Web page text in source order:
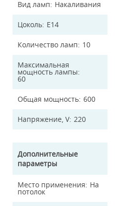
Вид ламп Накаливания
Цоколь E14
Количество ламп 10
Максимальная
мощность лампы
60
Общая мощность 600
Напряжение, V 220
Дополнительные
параметры
Место применения На
потолок